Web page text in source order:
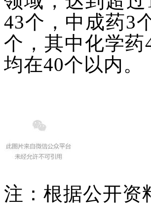
43个，中成药3
个，其中化学
均在40个以内。
注：根据公开资